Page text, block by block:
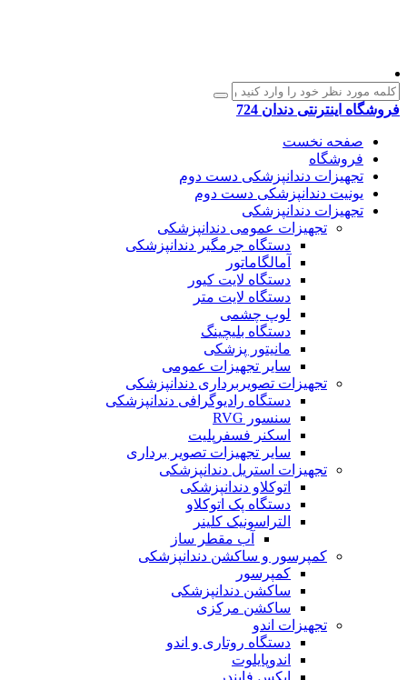
فروشگاه اینترنتی دندان 724
صفحه نخست
فروشگاه
تجهیزات دندانپزشکی دست دوم
یونیت دندانپزشکی دست دوم
تجهیزات دندانپزشکی
تجهیزات عمومی دندانپزشکی
دستگاه جرمگیر دندانپزشکی
آمالگاماتور
دستگاه لایت کیور
دستگاه لایت متر
لوپ چشمی
دستگاه بلیچینگ
مانیتور پزشکی
سایر تجهیزات عمومی
تجهیزات تصویربرداری دندانپزشکی
دستگاه رادیوگرافی دندانپزشکی
سنسور RVG
اسکنر فسفرپلیت
سایر تجهیزات تصویر برداری
تجهیزات استریل دندانپزشکی
اتوکلاو دندانپزشکی
دستگاه پک اتوکلاو
التراسونیک کلینر
آب مقطر ساز
کمپرسور و ساکشن دندانپزشکی
کمپرسور
ساکشن دندانپزشکی
ساکشن مرکزی
تجهیزات اندو
دستگاه روتاری و اندو
اندوپایلوت
اپکس فایندر